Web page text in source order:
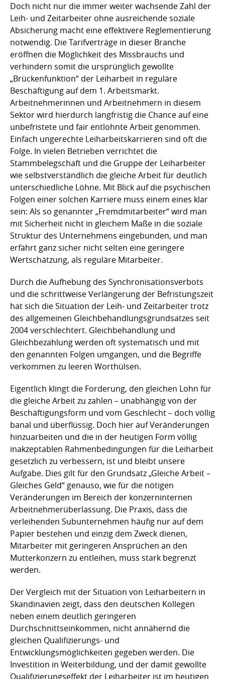
Doch nicht nur die immer weiter wachsende Zahl der
Leih- und Zeitarbeiter ohne ausreichende soziale
Absicherung macht eine effektivere Reglementierung
notwendig. Die Tarifverträge in dieser Branche
eröffnen die Möglichkeit des Missbrauchs und
verhindern somit die ursprünglich gewollte
„Brückenfunktion“ der Leiharbeit in reguläre
Beschäftigung auf dem 1. Arbeitsmarkt.
Arbeitnehmerinnen und Arbeitnehmern in diesem
Sektor wird hierdurch langfristig die Chance auf eine
unbefristete und fair entlohnte Arbeit genommen.
Einfach ungerechte Leiharbeitskarrieren sind oft die
Folge. In vielen Betrieben verrichtet die
Stammbelegschaft und die Gruppe der Leiharbeiter
wie selbstverständlich die gleiche Arbeit für deutlich
unterschiedliche Löhne. Mit Blick auf die psychischen
Folgen einer solchen Karriere muss einem eines klar
sein: Als so genannter „Fremdmitarbeiter“ wird man
mit Sicherheit nicht in gleichem Maße in die soziale
Struktur des Unternehmens eingebunden, und man
erfährt ganz sicher nicht selten eine geringere
Wertschätzung, als reguläre Mitarbeiter.
Durch die Aufhebung des Synchronisationsverbots
und die schrittweise Verlängerung der Befristungszeit
hat sich die Situation der Leih- und Zeitarbeiter trotz
des allgemeinen Gleichbehandlungsgrundsatzes seit
2004 verschlechtert. Gleichbehandlung und
Gleichbezahlung werden oft systematisch und mit
den genannten Folgen umgangen, und die Begriffe
verkommen zu leeren Worthülsen.
Eigentlich klingt die Forderung, den gleichen Lohn für
die gleiche Arbeit zu zahlen – unabhängig von der
Beschäftigungsform und vom Geschlecht – doch völlig
banal und überflüssig. Doch hier auf Veränderungen
hinzuarbeiten und die in der heutigen Form völlig
inakzeptablen Rahmenbedingungen für die Leiharbeit
gesetzlich zu verbessern, ist und bleibt unsere
Aufgabe. Dies gilt für den Grundsatz „Gleiche Arbeit –
Gleiches Geld“ genauso, wie für die nötigen
Veränderungen im Bereich der konzerninternen
Arbeitnehmerüberlassung. Die Praxis, dass die
verleihenden Subunternehmen häufig nur auf dem
Papier bestehen und einzig dem Zweck dienen,
Mitarbeiter mit geringeren Ansprüchen an den
Mutterkonzern zu entleihen, muss stark begrenzt
werden.
Der Vergleich mit der Situation von Leiharbeitern in
Skandinavien zeigt, dass den deutschen Kollegen
neben einem deutlich geringeren
Durchschnittseinkommen, nicht annähernd die
gleichen Qualifizierungs- und
Entwicklungsmöglichkeiten gegeben werden. Die
Investition in Weiterbildung, und der damit gewollte
Qualifizierungseffekt der Leiharbeiter ist im heutigen